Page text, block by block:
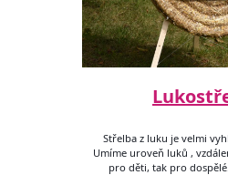
Střelba z luku je velmi
Umíme uroveň luků ,
pro děti, tak pro